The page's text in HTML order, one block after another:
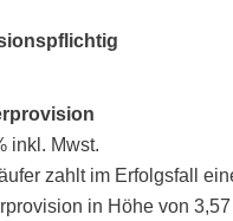
inkl. Mwst.
zahlt im Erfolgsfall
in Höhe von